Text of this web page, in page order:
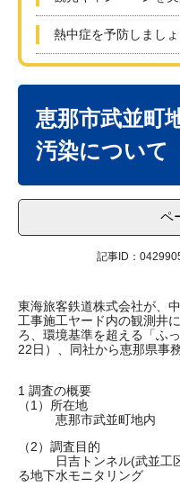
熱中症を予防しましょ
恵那市武並町
汚染について
ペ
記事ID：
東海旅客鉄道株式会社が、
工事施工ヤード内の観測井
ろ、環境基準を超える「ふ
22日）、同社から恵那県事
1 調査の概要
（1）所在地
恵那市武並町地内
（2）調査目的
日吉トンネル(武並工区)
る地下水モニタリング